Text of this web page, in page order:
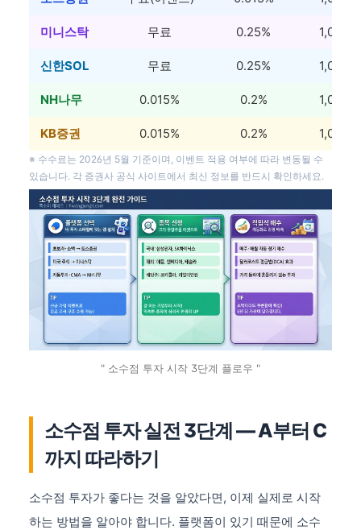
미니스탁 무료 0.25% 1,000원
신한SOL 무료 0.25% 1,000원
NH나무 0.015% 0.2% 1,000원
KB증권 0.015% 0.2% 1,000원
※ 수수료는 2026년 5월 기준이며, 이벤트 적용 여부에 따라 변동될 수
있습니다. 각 증권사 공식 사이트에서 최신 정보를 반드시 확인하세요.
" 소수점 투자 시작 3단계 플로우 "
소수점 투자 실전 3단계 — A부터 C
까지 따라하기
소수점 투자가 좋다는 것을 알았다면, 이제 실제로 시작
하는 방법을 알아야 합니다. 플랫폼이 있기 때문에 소수